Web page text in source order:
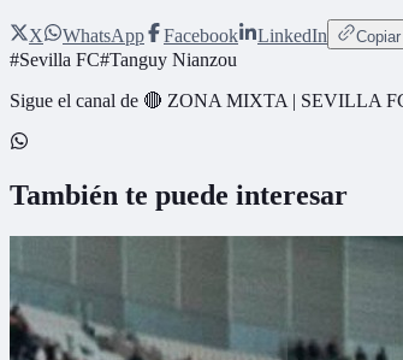
X WhatsApp Facebook LinkedIn
#Sevilla FC#Tanguy Nianzou
Sigue el canal de 🔴 ZONA MIXTA | SEVILLA
También te puede interesar